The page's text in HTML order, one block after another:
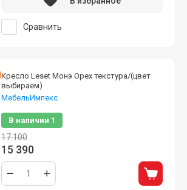
Сравнить
Кресло Leset Монэ Орех текстура/(цвет
выбираем)
МебельИмпекс
В наличии 1
17 100
15 390